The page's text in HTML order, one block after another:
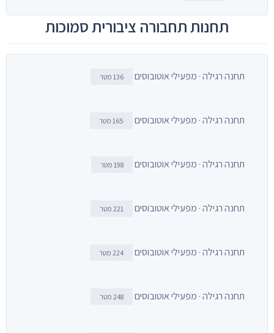
תחנות תחבורה ציבורית סמוכות
תחנה רגילה · מפעילי אוטובוסים 136 מטר
תחנה רגילה · מפעילי אוטובוסים 165 מטר
תחנה רגילה · מפעילי אוטובוסים 198 מטר
תחנה רגילה · מפעילי אוטובוסים 221 מטר
תחנה רגילה · מפעילי אוטובוסים 224 מטר
תחנה רגילה · מפעילי אוטובוסים 248 מטר